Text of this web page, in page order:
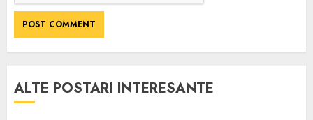
ALTE POSTARI INTERESANTE